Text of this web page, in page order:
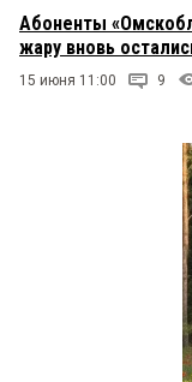
Абоненты
жару вновь
15 июня 11:00 9